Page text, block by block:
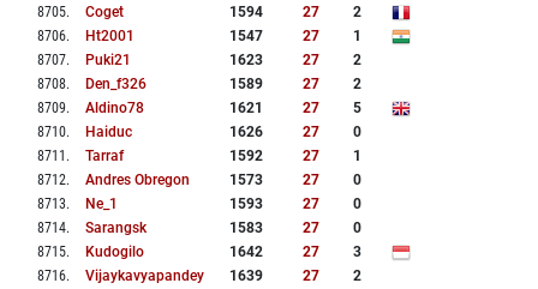
8705. Coget 1594 27
2
8706. Ht2001 1547 27
1
8707. Puki21 1623 27
2
8708. Den_f326 1589 27
2
8709. Aldino78 1621 27
5
8710. Haiduc 1626 27
0
8711 . Tarraf 1592 27
1
8712. Andres Obregon 1573 27
0
8713. Ne_1 1593 27
0
8714. Sarangsk 1583 27
0
8715. Kudogilo 1642 27
3
8716. Vijaykavyapandey 1639 27
2